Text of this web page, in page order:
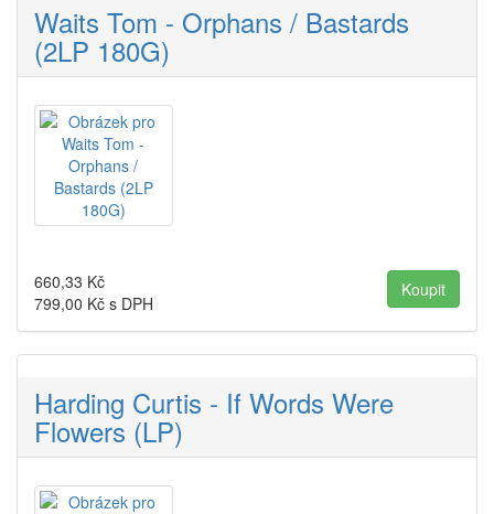
Waits Tom - Orphans / Bastards
(2LP 180G)
660,33 Kč
799,00 Kč s DPH
Harding Curtis - If Words Were
Flowers (LP)